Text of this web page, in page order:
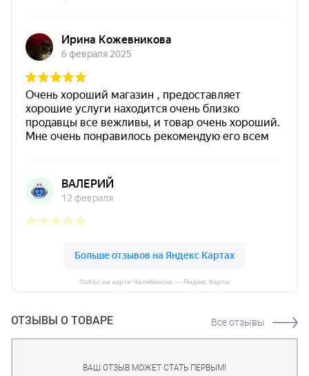
ЛоКос на карте Челябинска — Яндекс Карты
ОТЗЫВЫ О ТОВАРЕ Все отзывы
ВАШ ОТЗЫВ МОЖЕТ СТАТЬ ПЕРВЫМ!